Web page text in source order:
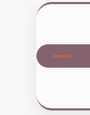
Anasayfa